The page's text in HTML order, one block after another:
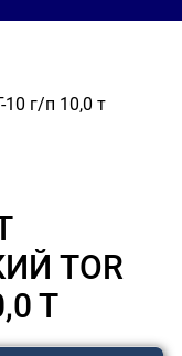
г/п 10,0 т
TOR
Т